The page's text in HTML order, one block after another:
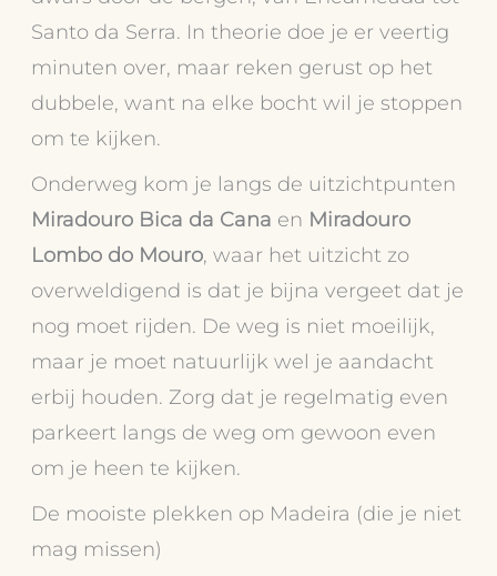
Santo da Serra. In theorie doe je er veertig
minuten over, maar reken gerust op het
dubbele, want na elke bocht wil je stoppen
om te kijken.
Onderweg kom je langs de uitzichtpunten
Miradouro Bica da Cana en Miradouro
Lombo do Mouro, waar het uitzicht zo
overweldigend is dat je bijna vergeet dat je
nog moet rijden. De weg is niet moeilijk,
maar je moet natuurlijk wel je aandacht
erbij houden. Zorg dat je regelmatig even
parkeert langs de weg om gewoon even
om je heen te kijken.
De mooiste plekken op Madeira (die je niet
mag missen)